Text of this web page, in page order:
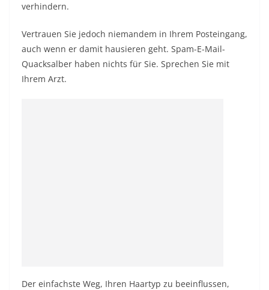
verhindern.
Vertrauen Sie jedoch niemandem in Ihrem Posteingang,
auch wenn er damit hausieren geht. Spam-E-Mail-
Quacksalber haben nichts für Sie. Sprechen Sie mit
Ihrem Arzt.
Der einfachste Weg, Ihren Haartyp zu beeinflussen,